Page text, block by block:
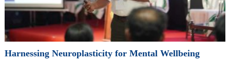
Harnessing Neuroplasticity for Mental Wellbeing